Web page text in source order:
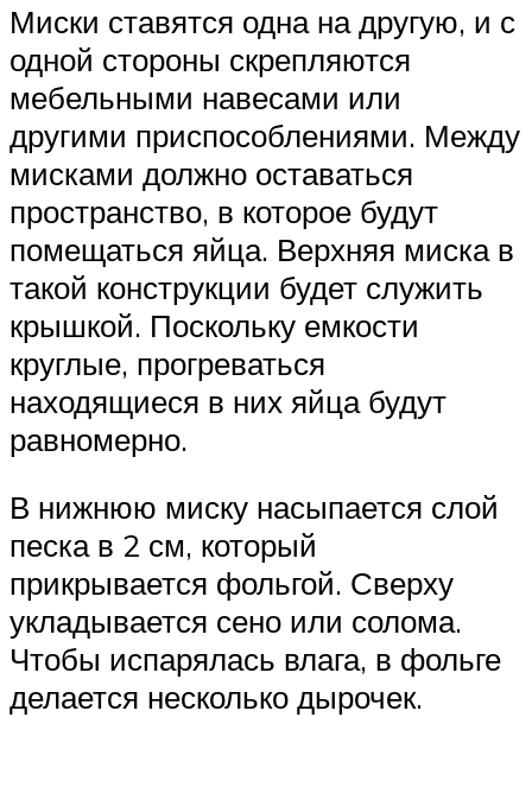
Миски ставятся одна на другую, и с
одной стороны скрепляются
мебельными навесами или
другими приспособлениями. Между
мисками должно оставаться
пространство, в которое будут
помещаться яйца. Верхняя миска в
такой конструкции будет служить
крышкой. Поскольку емкости
круглые, прогреваться
находящиеся в них яйца будут
равномерно.
В нижнюю миску насыпается слой
песка в 2 см, который
прикрывается фольгой. Сверху
укладывается сено или солома.
Чтобы испарялась влага, в фольге
делается несколько дырочек.